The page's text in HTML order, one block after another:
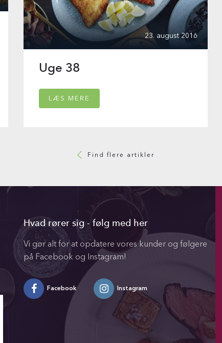
23. august 2016
Uge 38
LÆS MERE
Find flere artikler
Hvad rører sig - følg med her
Vi gør alt for at opdatere vores kunder og følgere
på Facebook og Instagram!
Facebook Instagram